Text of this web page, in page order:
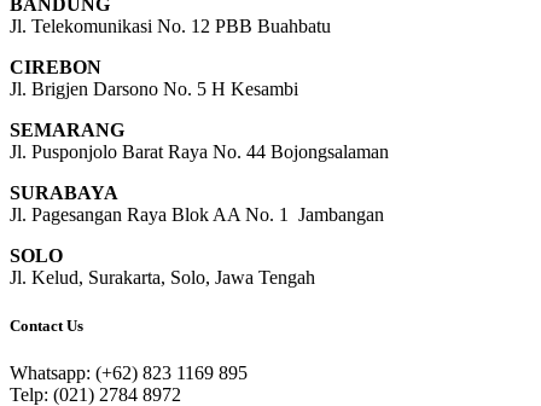
BANDUNG
Jl. Telekomunikasi No. 12 PBB Buahbatu
CIREBON
Jl. Brigjen Darsono No. 5 H Kesambi
SEMARANG
Jl. Pusponjolo Barat Raya No. 44 Bojongsalaman
SURABAYA
Jl. Pagesangan Raya Blok AA No. 1 Jambangan
SOLO
Jl. Kelud, Surakarta, Solo, Jawa Tengah
Contact Us
Whatsapp: (+62) 823 1169 895
Telp: (021) 2784 8972